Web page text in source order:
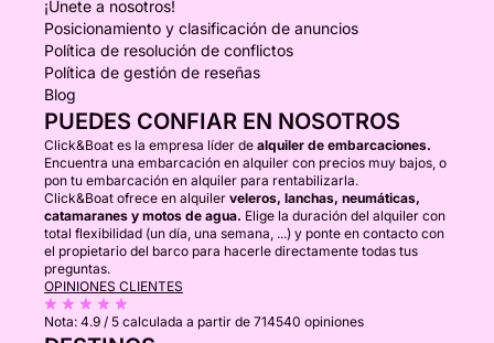
¡Únete a nosotros!
Posicionamiento y clasificación de anuncios
Política de resolución de conflictos
Política de gestión de reseñas
Blog
PUEDES CONFIAR EN NOSOTROS
Click&Boat es la empresa líder de alquiler de embarcaciones.
Encuentra una embarcación en alquiler con precios muy bajos, o
pon tu embarcación en alquiler para rentabilizarla.
Click&Boat ofrece en alquiler veleros, lanchas, neumáticas,
catamaranes y motos de agua. Elige la duración del alquiler con
total flexibilidad (un día, una semana, ...) y ponte en contacto con
el propietario del barco para hacerle directamente todas tus
preguntas.
OPINIONES CLIENTES
Nota: 4.9 / 5 calculada a partir de 714540 opiniones